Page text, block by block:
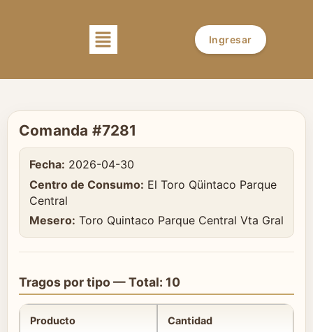
Ingresar
Comanda #7281
Fecha: 2026-04-30
Centro de Consumo: El Toro Qüintaco Parque
Central
Mesero: Toro Quintaco Parque Central Vta Gral
Tragos por tipo — Total: 10
Producto Cantidad